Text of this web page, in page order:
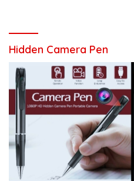
Hidden Camera Pen